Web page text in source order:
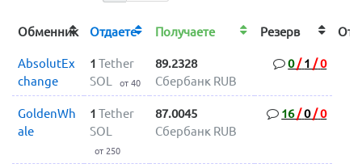
Обменник Отдаете Получаете Резерв
AbsolutEx
change
1 Tether
SOL
от 40
89.2328
Сбербанк RUB
0/ 1 /0
GoldenWh
ale
1 Tether
SOL
от 250
87.0045
Сбербанк RUB
16/0/0